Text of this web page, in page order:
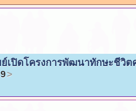
เปิดโครงการพัฒนาทักษะชีวิ